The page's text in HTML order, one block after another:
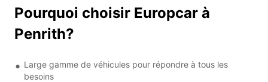
Pourquoi choisir Europcar à
Penrith?
Large gamme de véhicules pour répondre à tous les
besoins